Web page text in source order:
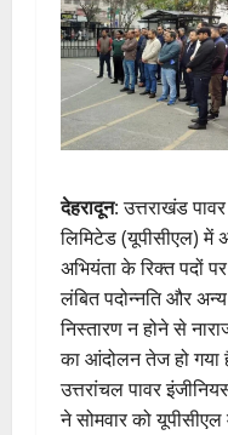
देहरादून: उत्तराखंड
लिमिटेड (यूपीसीएल) में
अभियंता के रिक्त पदों पर
लंबित पदोन्नति और
निस्तारण न होने से
का आंदोलन तेज हो गया
उत्तरांचल पावर
ने सोमवार को